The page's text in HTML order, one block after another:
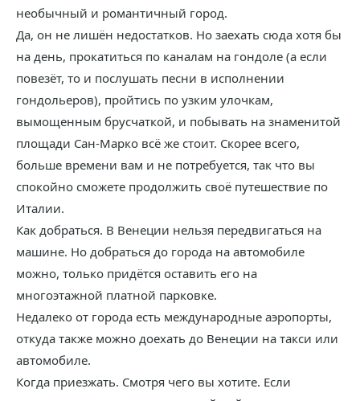
необычный и романтичный город.
Да, он не лишён недостатков. Но заехать сюда хотя бы
на день, прокатиться по каналам на гондоле (а если
повезёт, то и послушать песни в исполнении
гондольеров), пройтись по узким улочкам,
вымощенным брусчаткой, и побывать на знаменитой
площади Сан-Марко всё же стоит. Скорее всего,
больше времени вам и не потребуется, так что вы
спокойно сможете продолжить своё путешествие по
Италии.
Как добраться. В Венеции нельзя передвигаться на
машине. Но добраться до города на автомобиле
можно, только придётся оставить его на
многоэтажной платной парковке.
Недалеко от города есть международные аэропорты,
откуда также можно доехать до Венеции на такси или
автомобиле.
Когда приезжать. Смотря чего вы хотите. Если